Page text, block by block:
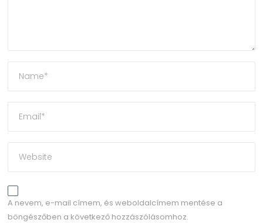
A nevem, e-mail címem, és weboldalcímem mentése a
böngészőben a következő hozzászólásomhoz.